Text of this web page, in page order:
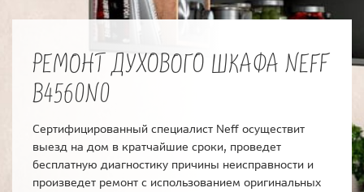
РЕМОНТ ДУХОВОГО ШКАФА NEFF
B4560N0
Сертифицированный специалист Neff осуществит
выезд на дом в кратчайшие сроки, проведет
бесплатную диагностику причины неисправности и
произведет ремонт с использованием оригинальных